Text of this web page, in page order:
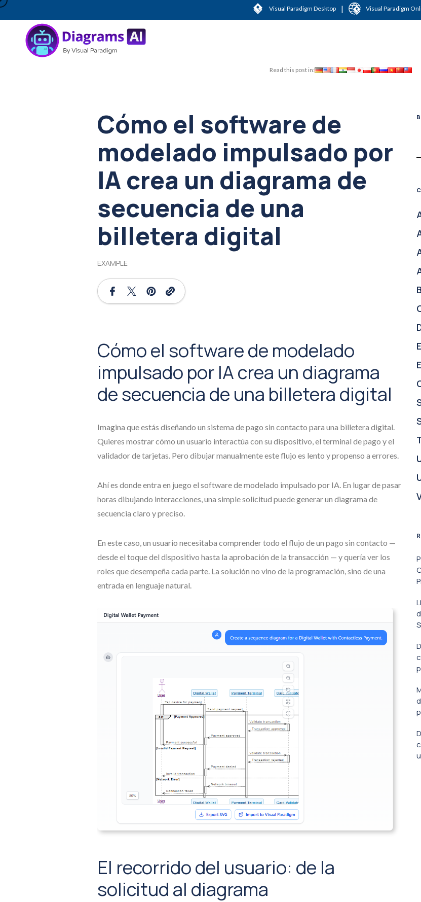
Visual Paradigm Desktop | Visual Paradigm
Read this post in:
Cómo el software de
modelado impulsado por
IA crea un diagrama de
secuencia de una
billetera digital
EXAMPLE
Cómo el software de modelado
impulsado por IA crea un diagrama
de secuencia de una billetera digital
Imagina que estás diseñando un sistema de pago sin contacto para una billetera digital.
Quieres mostrar cómo un usuario interactúa con su dispositivo, el terminal de pago y el
validador de tarjetas. Pero dibujar manualmente este flujo es lento y propenso a errores.
Ahí es donde entra en juego el software de modelado impulsado por IA. En lugar de pasar
horas dibujando interacciones, una simple solicitud puede generar un diagrama de
secuencia claro y preciso.
En este caso, un usuario necesitaba comprender todo el flujo de un pago sin contacto —
desde el toque del dispositivo hasta la aprobación de la transacción — y quería ver los
roles que desempeña cada parte. La solución no vino de la programación, sino de una
entrada en lenguaje natural.
El recorrido del usuario: de la
solicitud al diagrama